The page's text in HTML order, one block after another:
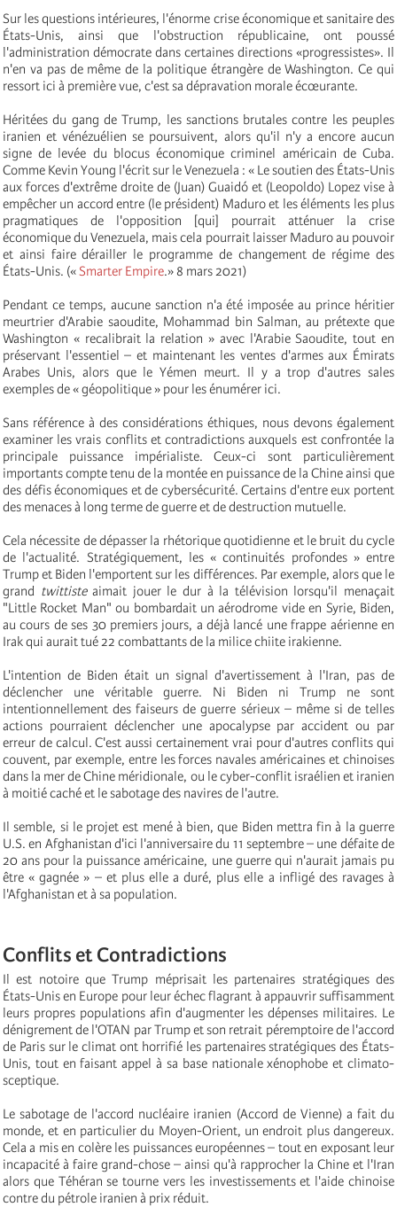
Sur les questions intérieures, l'énorme crise économique et sanitaire des
États-Unis, ainsi que l'obstruction républicaine, ont poussé
l'administration démocrate dans certaines directions «progressistes». Il
n'en va pas de même de la politique étrangère de Washington. Ce qui
ressort ici à première vue, c'est sa dépravation morale écœurante.
Héritées du gang de Trump, les sanctions brutales contre les peuples
iranien et vénézuélien se poursuivent, alors qu'il n'y a encore aucun
signe de levée du blocus économique criminel américain de Cuba.
Comme Kevin Young l'écrit sur le Venezuela : « Le soutien des États-Unis
aux forces d'extrême droite de (Juan) Guaidó et (Leopoldo) Lopez vise à
empêcher un accord entre (le président) Maduro et les éléments les plus
pragmatiques de l'opposition [qui] pourrait atténuer la crise
économique du Venezuela, mais cela pourrait laisser Maduro au pouvoir
et ainsi faire dérailler le programme de changement de régime des
États-Unis. («Smarter Empire.» 8 mars 2021)
Pendant ce temps, aucune sanction n'a été imposée au prince héritier
meurtrier d'Arabie saoudite, Mohammad bin Salman, au prétexte que
Washington « recalibrait la relation » avec l'Arabie Saoudite, tout en
préservant l'essentiel – et maintenant les ventes d'armes aux Émirats
Arabes Unis, alors que le Yémen meurt. Il y a trop d'autres sales
exemples de « géopolitique » pour les énumérer ici.
Sans référence à des considérations éthiques, nous devons également
examiner les vrais conflits et contradictions auxquels est confrontée la
principale puissance impérialiste. Ceux-ci sont particulièrement
importants compte tenu de la montée en puissance de la Chine ainsi que
des défis économiques et de cybersécurité. Certains d'entre eux portent
des menaces à long terme de guerre et de destruction mutuelle.
Cela nécessite de dépasser la rhétorique quotidienne et le bruit du cycle
de l'actualité. Stratégiquement, les « continuités profondes » entre
Trump et Biden l'emportent sur les différences. Par exemple, alors que le
grand twittisteaimait jouer le dur à la télévision lorsqu'il menaçait
"Little Rocket Man" ou bombardait un aérodrome vide en Syrie, Biden,
au cours de ses 30 premiers jours, a déjà lancé une frappe aérienne en
Irak qui aurait tué 22 combattants de la milice chiite irakienne.
L'intention de Biden était un signal d'avertissement à l'Iran, pas de
déclencher une véritable guerre. Ni Biden ni Trump ne sont
intentionnellement des faiseurs de guerre sérieux – même si de telles
actions pourraient déclencher une apocalypse par accident ou par
erreur de calcul. C'est aussi certainement vrai pour d'autres conflits qui
couvent, par exemple, entre les forces navales américaines et chinoises
dans la mer de Chine méridionale, ou le cyber-conflit israélien et iranien
à moitié caché et le sabotage des navires de l'autre.
Il semble, si le projet est mené à bien, que Biden mettra fin à la guerre
U.S. en Afghanistan d'ici l'anniversaire du 11 septembre – une défaite de
20 ans pour la puissance américaine, une guerre qui n'aurait jamais pu
être « gagnée » – et plus elle a duré, plus elle a infligé des ravages à
l'Afghanistan et à sa population.
Conflits et Contradictions
Il est notoire que Trump méprisait les partenaires stratégiques des
États-Unis en Europe pour leur échec flagrant à appauvrir suffisamment
leurs propres populations afin d'augmenter les dépenses militaires. Le
dénigrement de l'OTAN par Trump et son retrait péremptoire de l'accord
de Paris sur le climat ont horrifié les partenaires stratégiques des États-
Unis, tout en faisant appel à sa base nationale xénophobe et climato-
sceptique.
Le sabotage de l'accord nucléaire iranien (Accord de Vienne) a fait du
monde, et en particulier du Moyen-Orient, un endroit plus dangereux.
Cela a mis en colère les puissances européennes – tout en exposant leur
incapacité à faire grand-chose – ainsi qu'à rapprocher la Chine et l'Iran
alors que Téhéran se tourne vers les investissements et l'aide chinoise
contre du pétrole iranien à prix réduit.